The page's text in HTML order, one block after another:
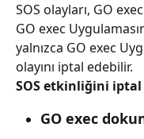
SOS olayları, GO
GO exec
yalnızca GO exec
olayını iptal edebilir.
SOS etkinliğini
GO exec